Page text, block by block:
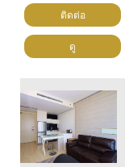
ติดต่อ
ดู